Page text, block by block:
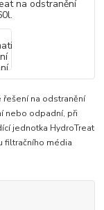
řešení na odstranění
nebo odpadní, při
jednotka HydroTreat
filtračního média